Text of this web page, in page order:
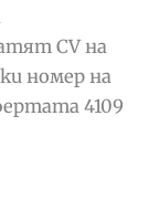
CV на
номер на
4109